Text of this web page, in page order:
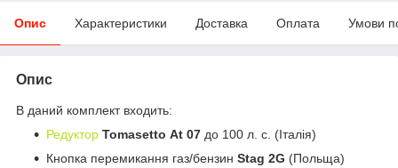
Опис Характеристики Доставка Оплата Умови
Опис
В даний комплект входить:
Редуктор Tomasetto At 07 до 100 л. с. (Італія)
Кнопка перемикання газ/бензин Stag 2G (Польща)